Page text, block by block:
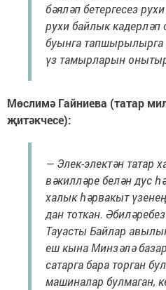
бәяләп бетергесез
рухи байлык кадерләп
буынга
үз тамырларын
Мөслимә Гайниева (татар
җитәкчесе):
— Элек-электән татар
вәкилләре белән дус
халык һәрвакыт
дан тоткан.
Тауасты Байлар
еш кына Минзәлә
сатарга бара торган
машиналар булмаган,